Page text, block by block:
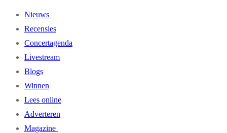
Nieuws
Recensies
Concertagenda
Livestream
Blogs
Winnen
Lees online
Adverteren
Magazine